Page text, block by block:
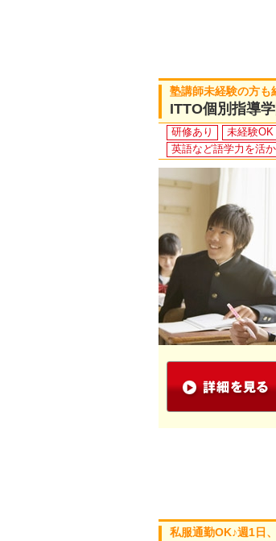
塾講師未経験の方も
ITTO個別指導
研修あり 未経験OK
英語など語学力を活
私服通勤OK♪週1日